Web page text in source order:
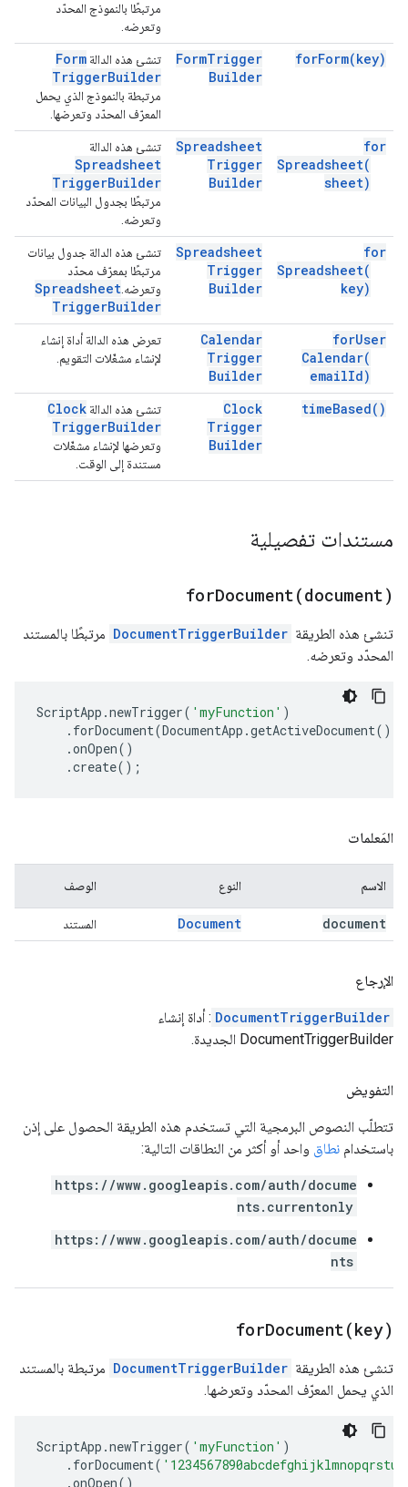
مرتبطًا بالنموذج المحدّد
وتعرضه.
forForm(key)
FormTrigger
Builder
تنشئ هذه الدالة Form
TriggerBuilder
مرتبطة بالنموذج الذي يحمل
المعرّف المحدّد وتعرضها.
for
Spreadsheet(
sheet)
Spreadsheet
Trigger
Builder
تنشئ هذه الدالة
Spreadsheet
TriggerBuilder
مرتبطًا بجدول البيانات المحدّد
وتعرضه.
for
Spreadsheet(
key)
Spreadsheet
Trigger
Builder
تنشئ هذه الدالة جدول بيانات
مرتبطًا بمعرّف محدّد
وتعرضه. Spreadsheet
TriggerBuilder
forUser
Calendar(
emailId)
Calendar
Trigger
Builder
تعرض هذه الدالة أداة إنشاء
لإنشاء مشغّلات التقويم.
timeBased( )
Clock
Trigger
Builder
تنشئ هذه الدالة Clock
TriggerBuilder
وتعرضها لإنشاء مشغّلات
مستندة إلى الوقت.
مستندات تفصيلية
forDocument(document)
تنشئ هذه الطريقة DocumentTriggerBuilder مرتبطًا بالمستند
المحدّد وتعرضه.
ScriptApp .newTrigger( 'myFunction' )
. forDocument(DocumentApp .getActiveDocument())
.onOpen()
.create();
المَعلمات
الاسم النوع الوصف
document
Document المستند
الإرجاع
DocumentTriggerBuilder : أداة إنشاء
DocumentTriggerBuilder الجديدة.
التفويض
تتطلّب النصوص البرمجية التي تستخدم هذه الطريقة الحصول على إذن
باستخدام نطاق واحد أو أكثر من النطاقات التالية:
https://www.googleapis.com/auth/docume
nts.currentonly
https://www.googleapis.com/auth/docume
nts
forDocument(key)
تنشئ هذه الطريقة DocumentTriggerBuilder مرتبطة بالمستند
الذي يحمل المعرّف المحدّد وتعرضها.
ScriptApp .newTrigger( 'myFunction' )
. forDocument(
.onOpen()